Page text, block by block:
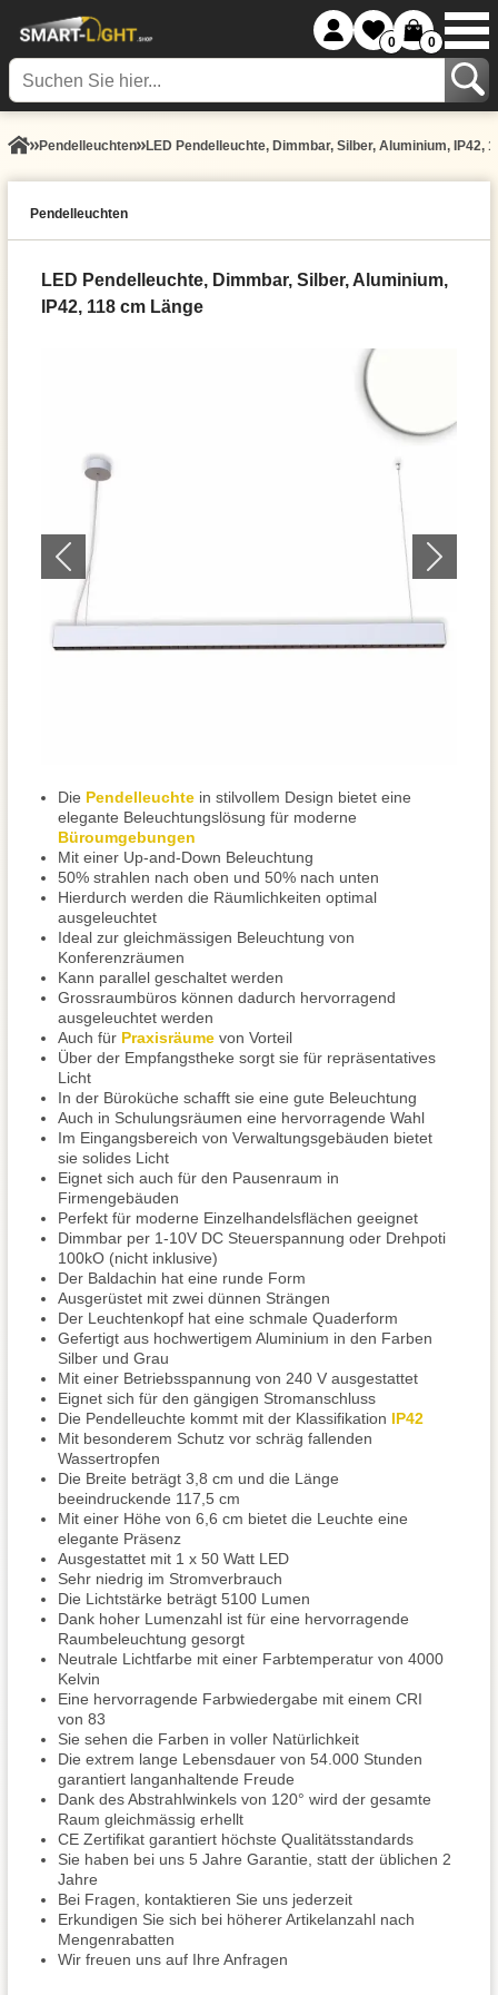
0 0
Pendel­leuchten LED Pendelleuchte, Dimmbar, Silber, Aluminium, IP42,
Pendel­leuchten
LED Pendelleuchte, Dimmbar, Silber, Aluminium,
IP42, 118 cm Länge
Die Pendelleuchte in stilvollem Design bietet eine
elegante Beleuchtungslösung für moderne
Büroumgebungen
Mit einer Up-and-Down Beleuchtung
50% strahlen nach oben und 50% nach unten
Hierdurch werden die Räumlichkeiten optimal
ausgeleuchtet
Ideal zur gleichmässigen Beleuchtung von
Konferenzräumen
Kann parallel geschaltet werden
Grossraumbüros können dadurch hervorragend
ausgeleuchtet werden
Auch für Praxisräume von Vorteil
Über der Empfangstheke sorgt sie für repräsentatives
Licht
In der Büroküche schafft sie eine gute Beleuchtung
Auch in Schulungsräumen eine hervorragende Wahl
Im Eingangsbereich von Verwaltungsgebäuden bietet
sie solides Licht
Eignet sich auch für den Pausenraum in
Firmengebäuden
Perfekt für moderne Einzelhandelsflächen geeignet
Dimmbar per 1-10V DC Steuerspannung oder Drehpoti
100kO (nicht inklusive)
Der Baldachin hat eine runde Form
Ausgerüstet mit zwei dünnen Strängen
Der Leuchtenkopf hat eine schmale Quaderform
Gefertigt aus hochwertigem Aluminium in den Farben
Silber und Grau
Mit einer Betriebsspannung von 240 V ausgestattet
Eignet sich für den gängigen Stromanschluss
Die Pendelleuchte kommt mit der Klassifikation IP42
Mit besonderem Schutz vor schräg fallenden
Wassertropfen
Die Breite beträgt 3,8 cm und die Länge
beeindruckende 117,5 cm
Mit einer Höhe von 6,6 cm bietet die Leuchte eine
elegante Präsenz
Ausgestattet mit 1 x 50 Watt LED
Sehr niedrig im Stromverbrauch
Die Lichtstärke beträgt 5100 Lumen
Dank hoher Lumenzahl ist für eine hervorragende
Raumbeleuchtung gesorgt
Neutrale Lichtfarbe mit einer Farbtemperatur von 4000
Kelvin
Eine hervorragende Farbwiedergabe mit einem CRI
von 83
Sie sehen die Farben in voller Natürlichkeit
Die extrem lange Lebensdauer von 54.000 Stunden
garantiert langanhaltende Freude
Dank des Abstrahlwinkels von 120° wird der gesamte
Raum gleichmässig erhellt
CE Zertifikat garantiert höchste Qualitätsstandards
Sie haben bei uns 5 Jahre Garantie, statt der üblichen 2
Jahre
Bei Fragen, kontaktieren Sie uns jederzeit
Erkundigen Sie sich bei höherer Artikelanzahl nach
Mengenrabatten
Wir freuen uns auf Ihre Anfragen